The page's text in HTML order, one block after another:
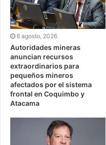
6 agosto, 2026
Autoridades mineras
anuncian recursos
extraordinarios para
pequeños mineros
afectados por el sistema
frontal en Coquimbo y
Atacama